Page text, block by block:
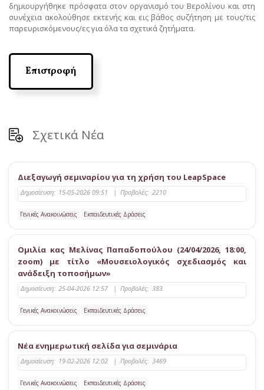
δημιουργήθηκε πρόσφατα στον οργανισμό του Βερολίνου και στη
συνέχεια ακολούθησε εκτενής και εις βάθος συζήτηση με τους/τις
παρευρισκόμενους/ες για όλα τα σχετικά ζητήματα.
Επιστροφή
Σχετικά Νέα
Διεξαγωγή σεμιναρίου για τη χρήση του LeapSpace
Δημοσίευση: 15-05-2026 09:51 | Προβολές: 2210
Γενικές Ανακοινώσεις Εκπαιδευτικές Δράσεις
Ομιλία κας Μελίνας Παπαδοπούλου (24/04/2026, 18:00,
zoom) με τίτλο «Μουσειολογικός σχεδιασμός και
ανάδειξη τοποσήμων»
Δημοσίευση: 25-04-2026 12:57 | Προβολές: 383
Γενικές Ανακοινώσεις Εκπαιδευτικές Δράσεις
Νέα ενημερωτική σελίδα για σεμινάρια
Δημοσίευση: 19-02-2026 12:02 | Προβολές: 3469
Γενικές Ανακοινώσεις Εκπαιδευτικές Δράσεις